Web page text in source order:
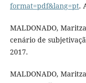
format=pdf&lang=pt.
MALDONADO,
cenário de
2017.
MALDONADO,